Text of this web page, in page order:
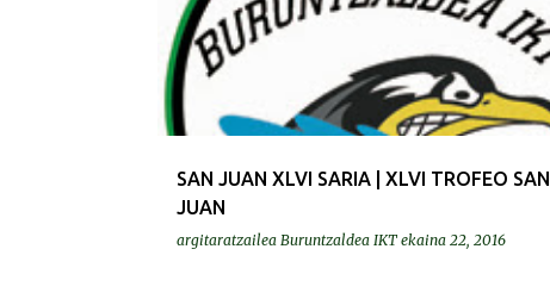
SAN JUAN XLVI SARIA | XLVI TROFEO SAN
JUAN
argitaratzailea Buruntzaldea IKT ekaina 22, 2016